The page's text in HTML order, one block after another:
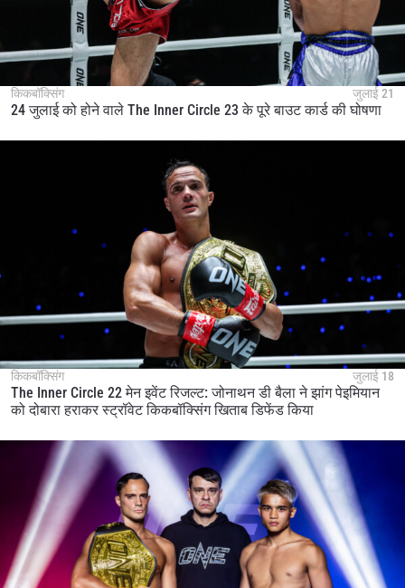
किकबॉक्सिंग जुलाई 21
24 जुलाई को होने वाले The Inner Circle 23 के पूरे बाउट कार्ड की घोषणा
किकबॉक्सिंग जुलाई 18
The Inner Circle 22 मेन इवेंट रिजल्ट: जोनाथन डी बैला ने झांग पेइमियान
को दोबारा हराकर स्ट्रॉवेट किकबॉक्सिंग खिताब डिफेंड किया